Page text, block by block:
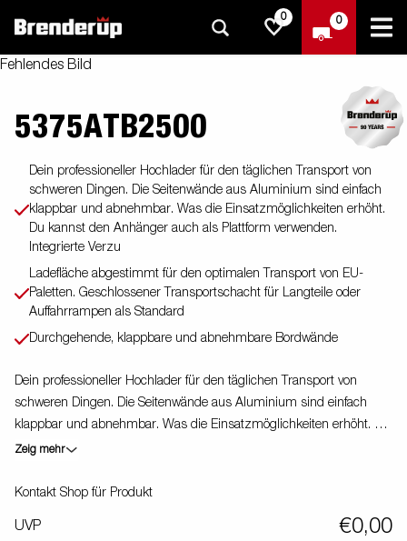
0 0
Fehlendes Bild
5375ATB2500
Dein professioneller Hochlader für den täglichen Transport von
schweren Dingen. Die Seitenwände aus Aluminium sind einfach
klappbar und abnehmbar. Was die Einsatzmöglichkeiten erhöht.
Du kannst den Anhänger auch als Plattform verwenden.
Integrierte Verzu
Ladefläche abgestimmt für den optimalen Transport von EU-
Paletten. Geschlossener Transportschacht für Langteile oder
Auffahrrampen als Standard
Durchgehende, klappbare und abnehmbare Bordwände
Dein professioneller Hochlader für den täglichen Transport von
schweren Dingen. Die Seitenwände aus Aluminium sind einfach
klappbar und abnehmbar. Was die Einsatzmöglichkeiten erhöht. Du
kannst den Anhänger auch als Plattform verwenden. Integrierte
einfach deine Ladung zu sichern. Schau Dir unser breites
Veranschaulichung. Abbildung ähnlich
Zeig mehr
Kontakt Shop für Produkt
UVP €0,00